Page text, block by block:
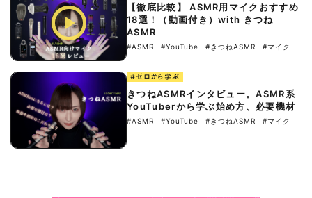
【徹底比較】 ASMR用マイクおすすめ
18選！（動画付き）with きつね
ASMR
#ASMR #YouTube #きつねASMR #マイク
#ゼロから学ぶ
きつねASMRインタビュー。ASMR系
YouTuberから学ぶ始め方、必要機材
#ASMR #YouTube #きつねASMR #マイク